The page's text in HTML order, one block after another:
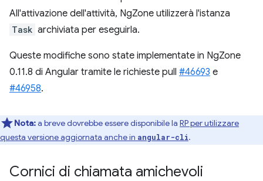
All'attivazione dell'attività, NgZone utilizzerà l'istanza
Task archiviata per eseguirla.
Queste modifiche sono state implementate in NgZone
0.11.8 di Angular tramite le richieste pull #46693 e
#46958.
Nota:a breve dovrebbe essere disponibile la RP per utilizzare
questa versione aggiornata anche in angular-cli.
Cornici di chiamata amichevoli